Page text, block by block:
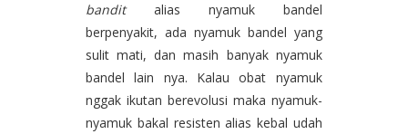
banditalias nyamuk bandel
berpenyakit, ada nyamuk bandel yang
sulit mati, dan masih banyak nyamuk
bandel lain nya. Kalau obat nyamuk
nggak ikutan berevolusi maka nyamuk-
nyamuk bakal resisten alias kebal udah